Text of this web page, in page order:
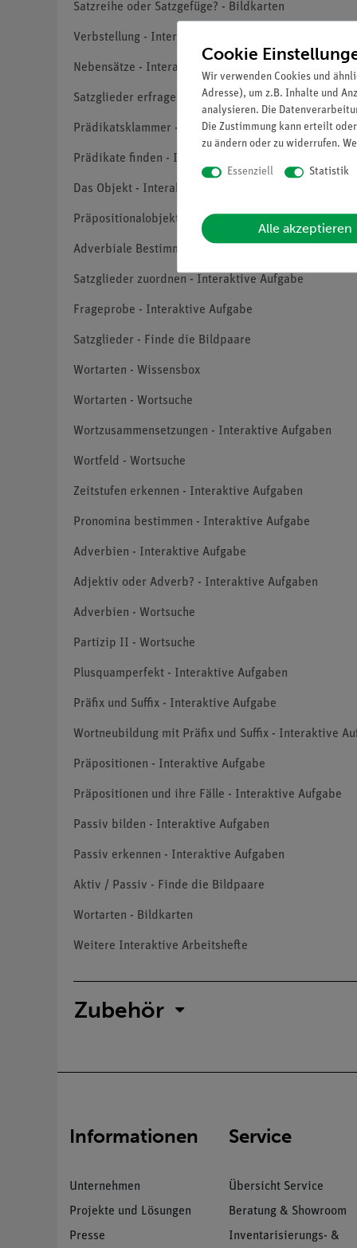
Satzreihe oder Satzgefüge? - Bildkarten
Verbstellung - Interaktives Video und interaktive
Nebensätze - Interaktives Video mit
Satzglieder erfragen - Interaktive Aufgabe
Prädikatsklammer - Interaktive Aufgaben
Prädikate finden - Interaktive Aufgaben
Das Objekt - Interaktive Aufgaben
Präpositionalobjekt? - Interaktive Aufgaben
Adverbiale Bestimmungen - Interaktive Aufgabe
Satzglieder zuordnen - Interaktive Aufgabe
Frageprobe - Interaktive Aufgabe
Satzglieder - Finde die Bildpaare
Wortarten - Wissensbox
Wortarten - Wortsuche
Wortzusammensetzungen - Interaktive Aufgaben
Wortfeld - Wortsuche
Zeitstufen erkennen - Interaktive Aufgaben
Pronomina bestimmen - Interaktive Aufgabe
Adverbien - Interaktive Aufgabe
Adjektiv oder Adverb? - Interaktive Aufgaben
Adverbien - Wortsuche
Partizip II - Wortsuche
Plusquamperfekt - Interaktive Aufgaben
Präfix und Suffix - Interaktive Aufgabe
Wortneubildung mit Präfix und Suffix - Interaktive
Präpositionen - Interaktive Aufgabe
Präpositionen und ihre Fälle - Interaktive Aufgabe
Passiv bilden - Interaktive Aufgaben
Passiv erkennen - Interaktive Aufgaben
Aktiv / Passiv - Finde die Bildpaare
Wortarten - Bildkarten
Weitere Interaktive Arbeitshefte
Zubehör
Informationen
Unternehmen
Projekte und Lösungen
Presse
Service
Übersicht Service
Beratung & Showroom
Inventarisierungs- &
Cookie
Wir verwenden Cookies und
Adresse), um z.B. Inhalte und
analysieren. Die
Die Zustimmung kann erteilt
zu ändern oder zu widerrufen.
Essenziell Statistik
Alle akzeptieren